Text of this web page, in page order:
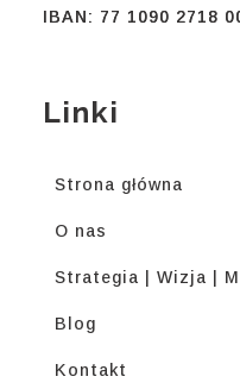
IBAN: 77 1090 2718
Linki
Strona główna
O nas
Strategia | Wizja |
Blog
Kontakt